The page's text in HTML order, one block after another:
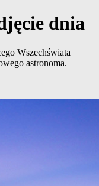
dnia
Wszechświata
astronoma.